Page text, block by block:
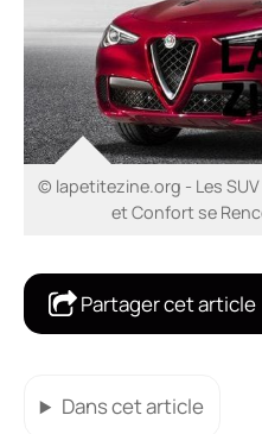
© lapetitezine.org - Les
et Confort se
Partager cet article
Dans cet article